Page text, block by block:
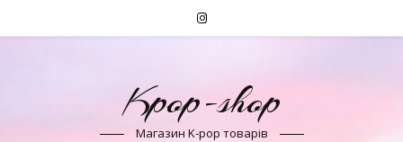
Kpop-shop
Магазин K-pop товарів